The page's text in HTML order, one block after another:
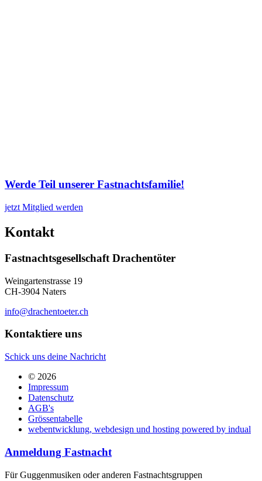
Werde Teil unserer Fastnachtsfamilie!
jetzt Mitglied werden
Kontakt
Fastnachtsgesellschaft Drachentöter
Weingartenstrasse 19
CH-3904 Naters
info@drachentoeter.ch
Kontaktiere uns
Schick uns deine Nachricht
© 2026
Impressum
Datenschutz
AGB's
Grössentabelle
webentwicklung, webdesign und hosting powered by indual
Anmeldung Fastnacht
Für Guggenmusiken oder anderen Fastnachtsgruppen